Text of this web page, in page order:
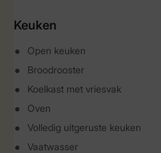
Keuken
Open keuken
Broodrooster
Koelkast met vriesvak
Oven
Volledig uitgeruste keuken
Vaatwasser